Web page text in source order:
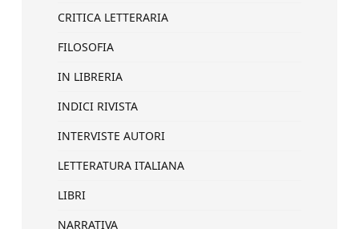
CRITICA LETTERARIA
FILOSOFIA
IN LIBRERIA
INDICI RIVISTA
INTERVISTE AUTORI
LETTERATURA ITALIANA
LIBRI
NARRATIVA